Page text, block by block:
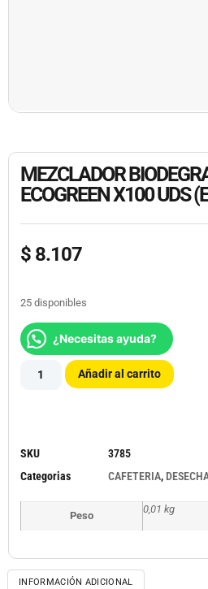
MEZCLADOR
ECOGREEN X100 UDS
$ 8.107
25 disponibles
¿Necesitas ayuda?
Añadir al carrito
SKU
3785
Categorias
CAFETERIA,
Peso
0,01 kg
INFORMACIÓN ADICIONAL